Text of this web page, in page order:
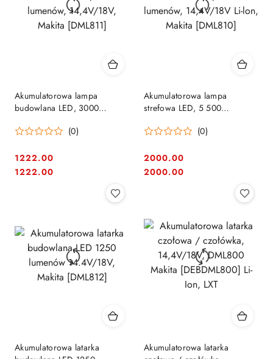
Akumulatorowa lampa
budowlana LED, 3000
[DML811]
(0)
Cena:
1222.00
Cena:
1222.00
Akumulatorowa lampa
strefowa LED, 5 500
Makita [DML810]
(0)
Cena:
2000.00
Cena:
2000.00
Akumulatorowa latarka
Akumulatorowa latarka